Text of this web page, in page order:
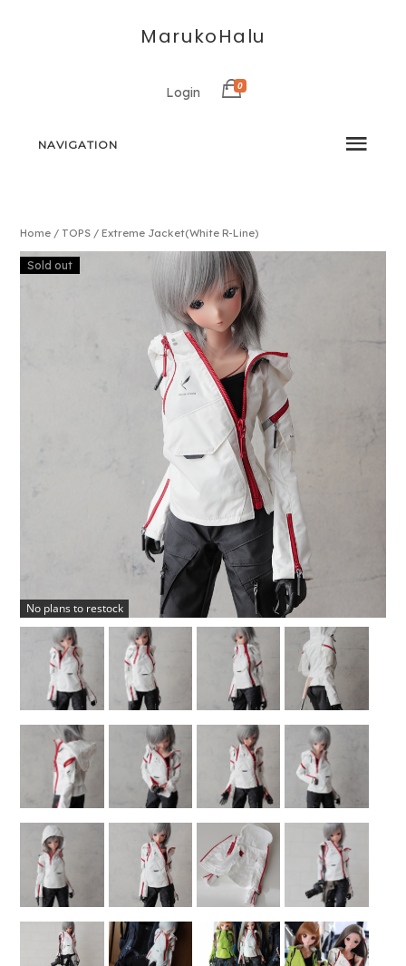
MarukoHalu
Login 0
NAVIGATION
Home / TOPS / Extreme Jacket(White R-Line)
No plans to restock
Sold out